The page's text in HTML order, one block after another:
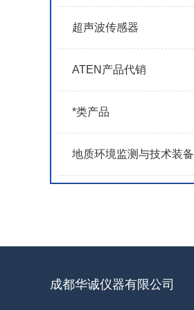
超声波传感器
ATEN产品代销
*类产品
地质环境监测与技术装备
成都华诚仪器有限公司